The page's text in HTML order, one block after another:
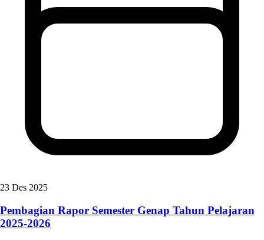
23 Des 2025
Pembagian Rapor Semester Genap Tahun Pelajaran
2025-2026